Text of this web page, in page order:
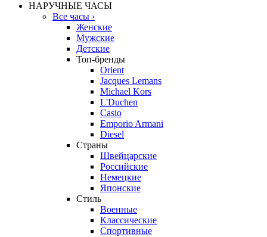
НАРУЧНЫЕ ЧАСЫ
Все часы ›
Женские
Мужские
Детские
Топ-бренды
Orient
Jacques Lemans
Michael Kors
L'Duchen
Casio
Emporio Armani
Diesel
Страны
Швейцарские
Российские
Немецкие
Японские
Стиль
Военные
Классические
Спортивные